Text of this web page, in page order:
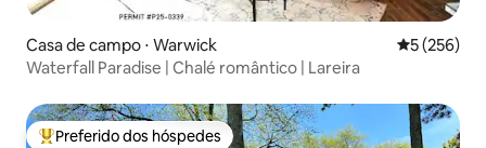
Casa de campo ⋅ Warwick 5 de uma
5 (256)
Waterfall Paradise | Chalé romântico | Lareira
Preferido dos hóspedes